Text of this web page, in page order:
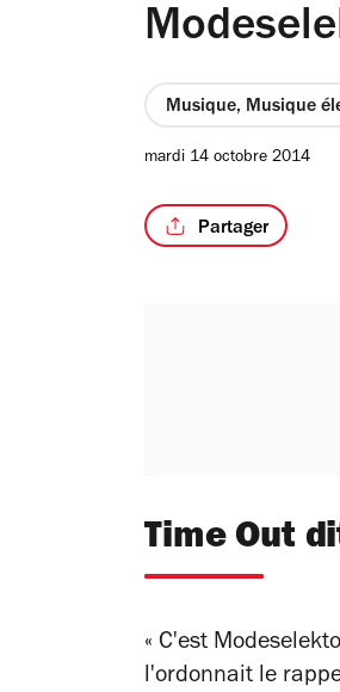
Musique, Musique
mardi 14 octobre 2014
Partager
Time Out
« C'est
l'ordonnait le